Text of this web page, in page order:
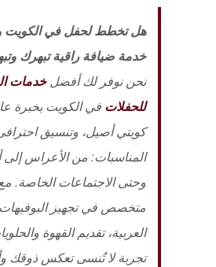
هل تخطط لحفل في الكويت
خدمة ضيافة راقية تبهرك
نحن نوفر لك أفضل خدمات
للحفلات في الكويت بخبرة
كويتي أصيل، وتنسيق
المناسبات: من الأعراس إلى
وحتى الاجتماعات الخاصة.
متخصص في تجهيز
العربية، تقديم القهوة
تجربة لا تُنسى تعكس ذوقك